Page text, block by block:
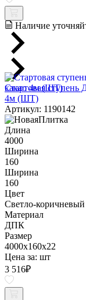
Наличие
Cтартовая
4м (ШТ)
Артикул: 1190142
Длина
4000
Ширина
160
Ширина
160
Цвет
Светло-коричневый
Материал
ДПК
Размер
4000x160x22
Цена за: шт
3 516₽